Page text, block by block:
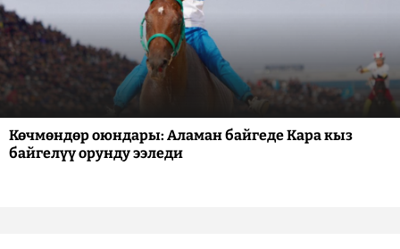
Көчмөндөр оюндары: Аламан байгеде Кара кыз
байгелүү орунду ээледи